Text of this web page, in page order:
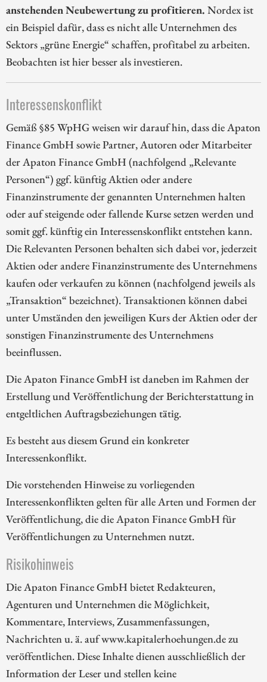
anstehenden Neubewertung zu profitieren. Nordex ist
ein Beispiel dafür, dass es nicht alle Unternehmen des
Sektors „grüne Energie“ schaffen, profitabel zu arbeiten.
Beobachten ist hier besser als investieren.
Interessenskonflikt
Gemäß §85 WpHG weisen wir darauf hin, dass die Apaton
Finance GmbH sowie Partner, Autoren oder Mitarbeiter
der Apaton Finance GmbH (nachfolgend „Relevante
Personen“) ggf. künftig Aktien oder andere
Finanzinstrumente der genannten Unternehmen halten
oder auf steigende oder fallende Kurse setzen werden und
somit ggf. künftig ein Interessenskonflikt entstehen kann.
Die Relevanten Personen behalten sich dabei vor, jederzeit
Aktien oder andere Finanzinstrumente des Unternehmens
kaufen oder verkaufen zu können (nachfolgend jeweils als
„Transaktion“ bezeichnet). Transaktionen können dabei
unter Umständen den jeweiligen Kurs der Aktien oder der
sonstigen Finanzinstrumente des Unternehmens
beeinflussen.
Die Apaton Finance GmbH ist daneben im Rahmen der
Erstellung und Veröffentlichung der Berichterstattung in
entgeltlichen Auftragsbeziehungen tätig.
Es besteht aus diesem Grund ein konkreter
Interessenkonflikt.
Die vorstehenden Hinweise zu vorliegenden
Interessenkonflikten gelten für alle Arten und Formen der
Veröffentlichung, die die Apaton Finance GmbH für
Veröffentlichungen zu Unternehmen nutzt.
Risikohinweis
Die Apaton Finance GmbH bietet Redakteuren,
Agenturen und Unternehmen die Möglichkeit,
Kommentare, Interviews, Zusammenfassungen,
Nachrichten u. ä. auf www.kapitalerhoehungen.de zu
veröffentlichen. Diese Inhalte dienen ausschließlich der
Information der Leser und stellen keine